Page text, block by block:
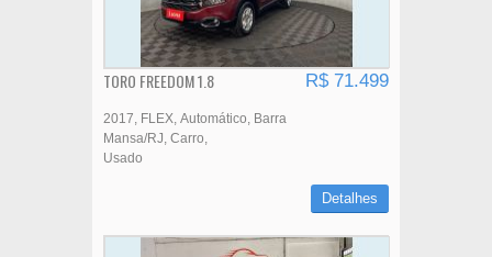
TORO FREEDOM 1.8 R$ 71.499
2017 FLEX Automático
Barra
Mansa/RJ Carro
Usado
Detalhes